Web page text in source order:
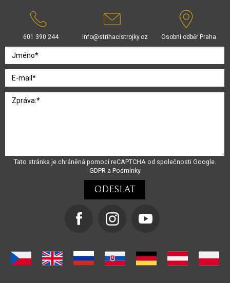
601 390 244 info@strihacistrojky.cz Osobní odběr Praha
Tato stránka je chráněná pomocí reCAPTCHA od společnosti Google.
GDPR a Podmínky